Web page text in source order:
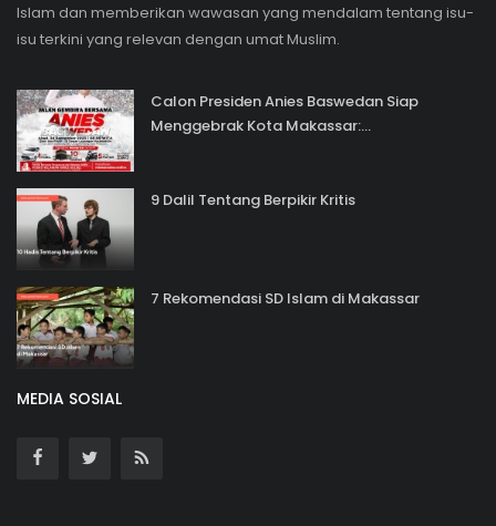
Islam dan memberikan wawasan yang mendalam tentang isu-
isu terkini yang relevan dengan umat Muslim.
Calon Presiden Anies Baswedan Siap
Menggebrak Kota Makassar:...
9 Dalil Tentang Berpikir Kritis
7 Rekomendasi SD Islam di Makassar
MEDIA SOSIAL